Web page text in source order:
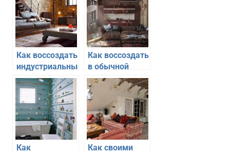
Как воссоздать
индустриальный
стиль в
обычной
квартире
Как воссоздать
в обычной
квартире стиль
шато
Как
Как своими